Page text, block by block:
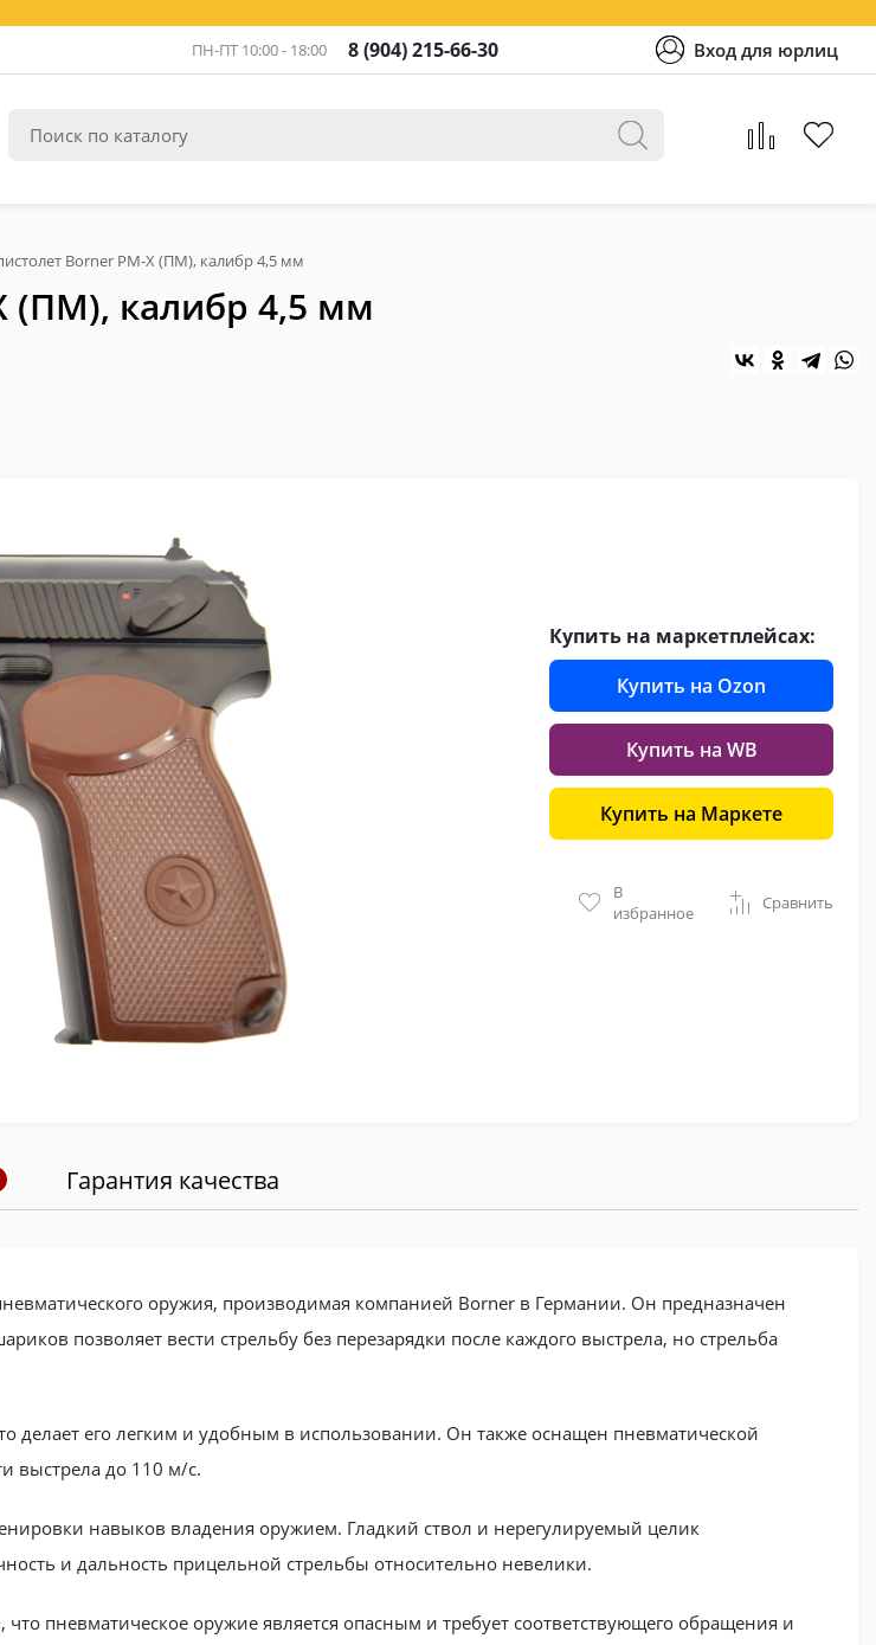
ПН-ПТ 10:00 - 18:00 8 (904) 215-66-30 Вход для юрлиц
Borner PM-X (ПМ), калибр 4,5 мм
(ПМ), калибр 4,5 мм
Купить на маркетплейсах:
Купить на Ozon
Купить на WB
Купить на Маркете
В
избранное
Сравнить
Гарантия качества
оружия, производимая компанией Borner в Германии. Он предназначен
позволяет вести стрельбу без перезарядки после каждого выстрела, но стрельба
делает его легким и удобным в использовании. Он также оснащен пневматической
выстрела до 110 м/с.
навыков владения оружием. Гладкий ствол и нерегулируемый целик
и дальность прицельной стрельбы относительно невелики.
пневматическое оружие является опасным и требует соответствующего обращения и